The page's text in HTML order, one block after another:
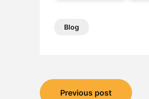
Blog
PostPrevious post